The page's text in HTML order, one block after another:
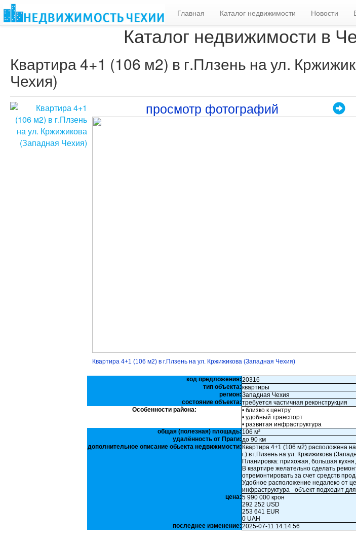
Главная Каталог недвижимости Новости
Каталог недвижимости в
Квартира 4+1 (106 м2) в г.Плзень на ул.
Чехия)
просмотр фотографий
Квартира 4+1 (106 м2) в г.Плзень на ул. Кржижикова (Западная Чехия)
код предложения:20316
тип объекта:квартиры
регион:Западная Чехия
состояние объекта:требуется частичная реконструкция
Особенности района:
• близко к центру
• удобный транспорт
• развитая инфраструктура
общая (полезная) площадь: 106 м²
удалённость от Праги:до 90 км
дополнительное описание обьекта недвижимости: Квартира 4+1 (106 м2) расположена
г.) в г.Плзень на ул. Кржижикова
Планировка: прихожая, большая
В квартире желательно сделать
отремонтировать за счет средств
Удобное расположение недалеко от
инфраструктура - объект подходит
цена:5 990 000 крон
292 252 USD
253 641 EUR
0 UAH
последнее изменение:2025-07-11 14:14:56